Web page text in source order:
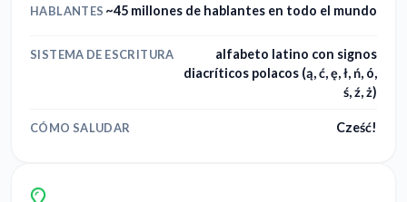
HABLANTES ~45 millones de hablantes en todo el mundo
SISTEMA DE ESCRITURA
alfabeto latino con signos
diacríticos polacos (ą, ć, ę, ł, ń, ó,
ś, ź, ż)
CÓMO SALUDAR Cześć!